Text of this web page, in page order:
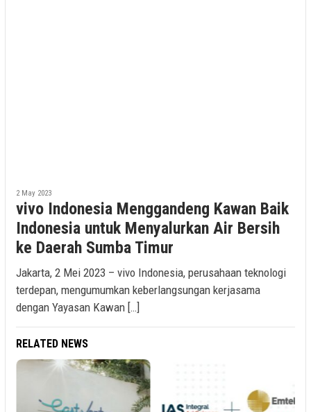
2 May 2023
vivo Indonesia Menggandeng Kawan Baik
Indonesia untuk Menyalurkan Air Bersih
ke Daerah Sumba Timur
Jakarta, 2 Mei 2023 – vivo Indonesia, perusahaan teknologi
terdepan, mengumumkan keberlangsungan kerjasama
dengan Yayasan Kawan […]
RELATED NEWS